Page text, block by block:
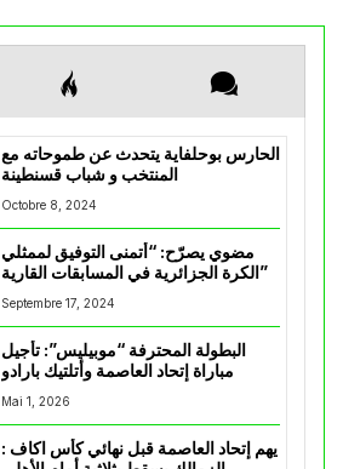
الحارس بوحلفاية يتحدث عن طموحاته مع
المنتخب و شباب قسنطينة
Octobre 8, 2024
مضوي يصرّح: “أتمنى التوفيق لممثلي
الكرة الجزائرية في المسابقات القارية”
Septembre 17, 2024
البطولة المحترفة “موبيليس”: تأجيل
مباراة إتحاد العاصمة وأتلتيك بارادو
Mai 1, 2026
يهم إتحاد العاصمة قبل نهائي كأس اكاف :